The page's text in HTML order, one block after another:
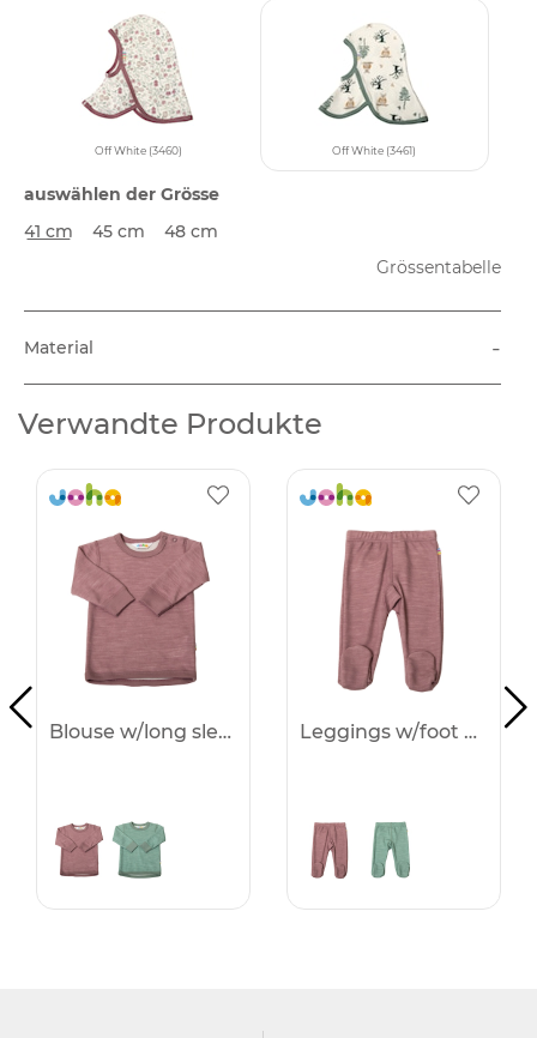
Off White (3460) Off White (3461)
auswählen der Grösse
41 cm
45 cm
48 cm
Grössentabelle
Material -
Verwandte Produkte
Blouse w/long sleeves -50% Leggings w/foot -50%